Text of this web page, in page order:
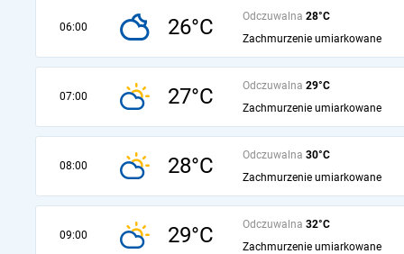
06:00 26°C Odczuwalna 28°C
Zachmurzenie umiarkowane
07:00 27°C Odczuwalna 29°C
Zachmurzenie umiarkowane
08:00 28°C Odczuwalna 30°C
Zachmurzenie umiarkowane
09:00 29°C Odczuwalna 32°C
Zachmurzenie umiarkowane